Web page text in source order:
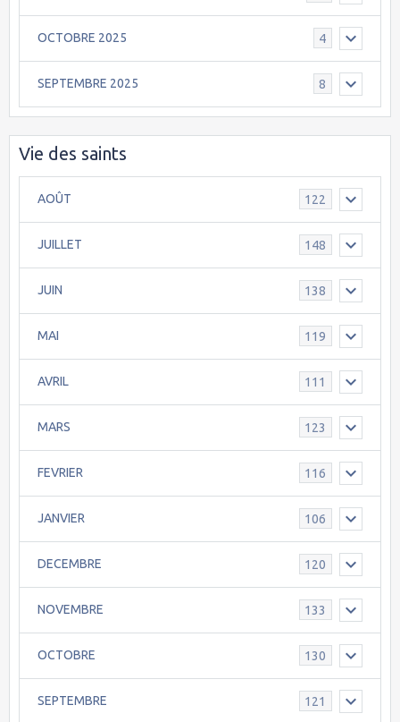
OCTOBRE 2025 4
SEPTEMBRE 2025 8
Vie des saints
AOÛT 122
JUILLET 148
JUIN 138
MAI 119
AVRIL 111
MARS 123
FEVRIER 116
JANVIER 106
DECEMBRE 120
NOVEMBRE 133
OCTOBRE 130
SEPTEMBRE 121